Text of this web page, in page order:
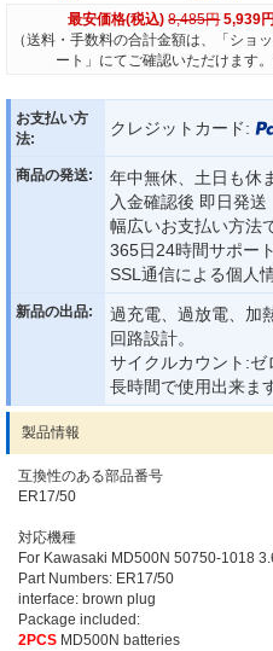
最安価格(税込)8,485円 5,939円
（送料・手数料の合計金額は、「ショ
ート」にてご確認いただけます。
お支払い方
法:
クレジットカード:
商品の発送:
年中無休、土日も休
入金確認後 即日発送
幅広いお支払い方法
365日24時間サポー
SSL通信による個人
新品の出品:
過充電、過放電、加
回路設計。
サイクルカウント:ゼ
長時間で使用出来ま
製品情報
互換性のある部品番号
ER17/50
対応機種
For Kawasaki MD500N 50750-1018
Part Numbers: ER17/50
interface: brown plug
Package included:
2PCS MD500N batteries